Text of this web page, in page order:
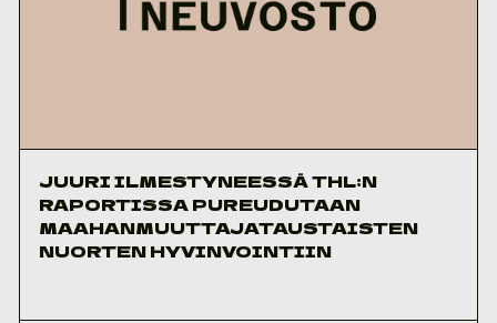
JUURI ILMESTYNEESSÄ THL:N
RAPORTISSA PUREUDUTAAN
MAAHANMUUTTAJATAUSTAISTEN
NUORTEN HYVINVOINTIIN